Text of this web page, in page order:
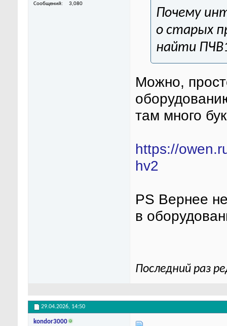
Сообщений
3,080
Почему
о старых
найти
Можно,
там много
https://
hv2
PS Вернее
в
Последний раз
29.04.2026, 14:50
kondor3000